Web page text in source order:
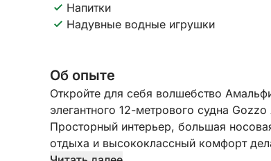
Напитки
Надувные водные игрушки
Об опыте
Откройте для себя волшебство
элегантного 12-метрового судна
Просторный интерьер, большая
отдыха и высококлассный комфорт